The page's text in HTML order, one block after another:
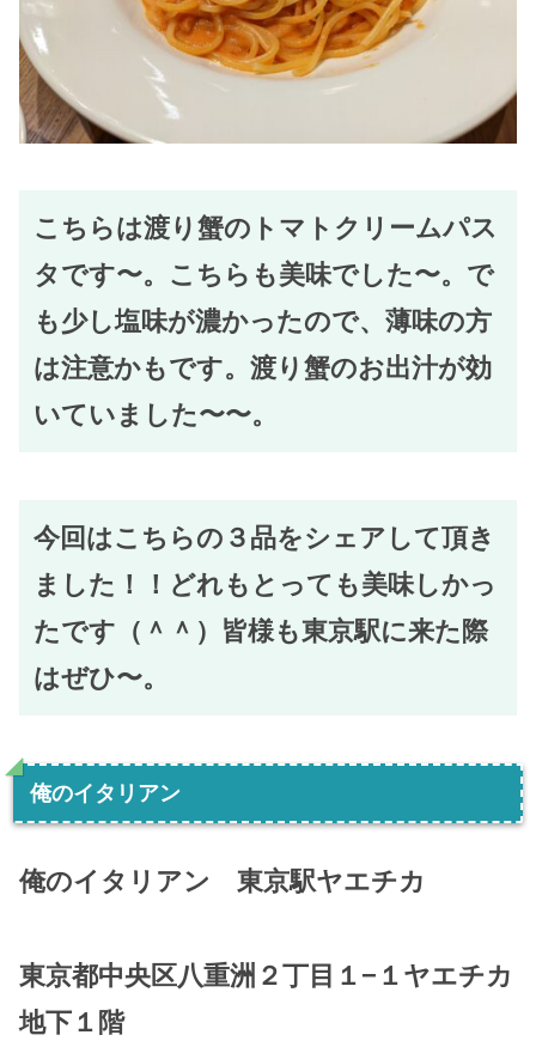
こちらは渡り蟹のトマトクリームパス
タです〜。こちらも美味でした〜。で
も少し塩味が濃かったので、薄味の方
は注意かもです。渡り蟹のお出汁が効
いていました〜〜。
今回はこちらの３品をシェアして頂き
ました！！どれもとっても美味しかっ
たです（＾＾）皆様も東京駅に来た際
はぜひ〜。
俺のイタリアン
俺のイタリアン 東京駅ヤエチカ
東京都中央区八重洲２丁目１−１ヤエチカ
地下１階